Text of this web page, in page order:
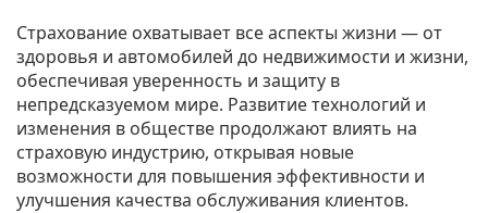
Страхование охватывает все аспекты жизни — от
здоровья и автомобилей до недвижимости и жизни,
обеспечивая уверенность и защиту в
непредсказуемом мире. Развитие технологий и
изменения в обществе продолжают влиять на
страховую индустрию, открывая новые
возможности для повышения эффективности и
улучшения качества обслуживания клиентов.